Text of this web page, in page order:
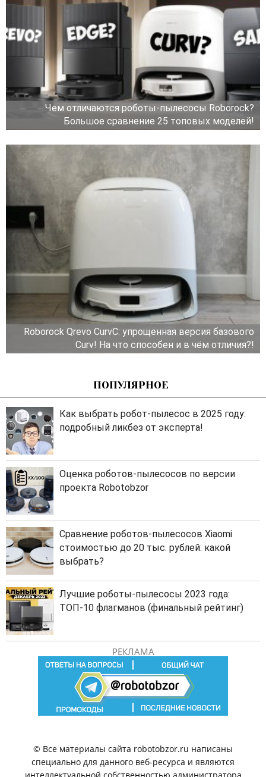
Чем отличаются роботы-пылесосы Roborock?
Большое сравнение 25 топовых моделей!
Roborock Qrevo CurvC: упрощенная версия базового
Curv! На что способен и в чём отличия?!
ПОПУЛЯРНОЕ
Как выбрать робот-пылесос в 2025 году:
подробный ликбез от эксперта!
Оценка роботов-пылесосов по версии
проекта Robotobzor
Сравнение роботов-пылесосов Xiaomi
стоимостью до 20 тыс. рублей: какой
выбрать?
Лучшие роботы-пылесосы 2023 года:
ТОП-10 флагманов (финальный рейтинг)
РЕКЛАМА
© Все материалы сайта robotobzor.ru написаны
специально для данного веб-ресурса и являются